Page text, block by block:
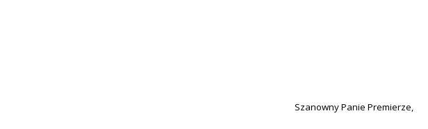
Szanowny Panie Premierze,